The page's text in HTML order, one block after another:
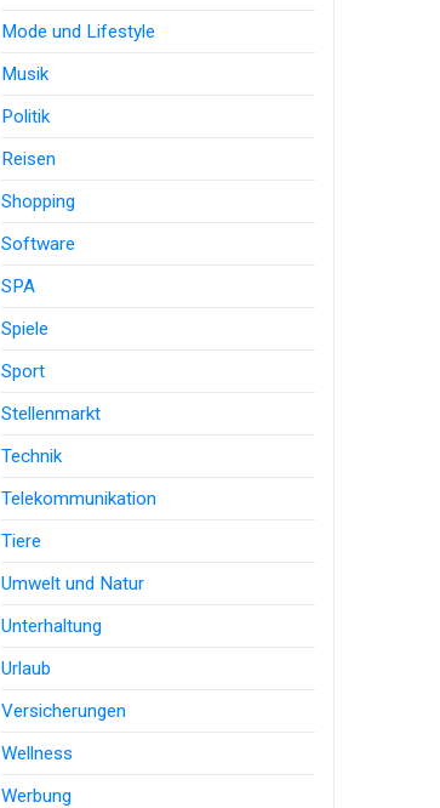
Mode und Lifestyle
Musik
Politik
Reisen
Shopping
Software
SPA
Spiele
Sport
Stellenmarkt
Technik
Telekommunikation
Tiere
Umwelt und Natur
Unterhaltung
Urlaub
Versicherungen
Wellness
Werbung